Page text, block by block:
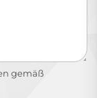
gemäß